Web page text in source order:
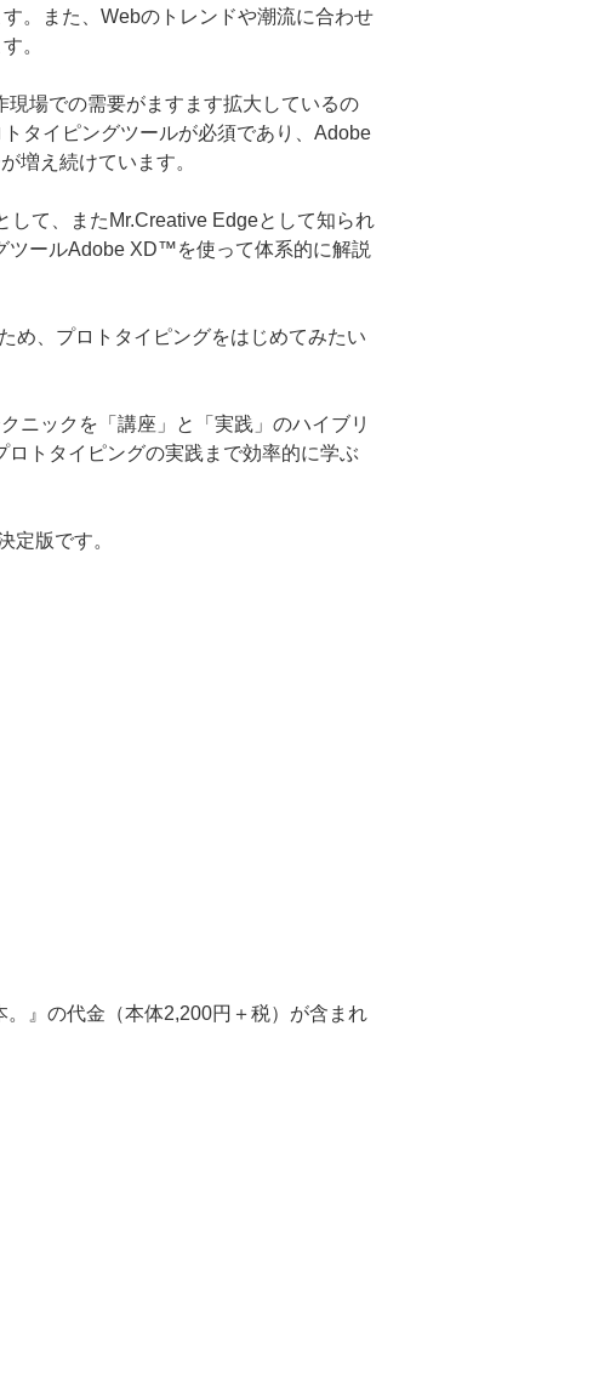
。また、Webのトレンドや潮流に合わせ
。
場での需要がますます拡大しているの
タイピングツールが必須であり、Adobe
増え続けています。
て、またMr.Creative Edgeとして知られ
ツールAdobe XD™を使って体系的に解説
め、プロトタイピングをはじめてみたい
ニックを「講座」と「実践」のハイブリ
トタイピングの実践まで効率的に学ぶ
定版です。
』の代金（本体2,200円＋税）が含まれ